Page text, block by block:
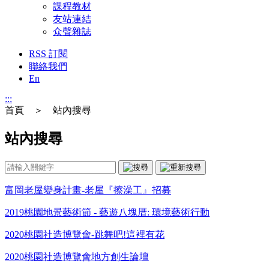
課程教材
友站連結
众聲雜誌
RSS 訂閱
聯絡我們
En
:::
首頁 ＞ 站內搜尋
站內搜尋
富岡老屋變身計畫-老屋『擦澡工』招募
2019桃園地景藝術節 - 藝遊八塊厝: 環境藝術行動
2020桃園社造博覽會-跳舞吧!這裡有花
2020桃園社造博覽會地方創生論壇